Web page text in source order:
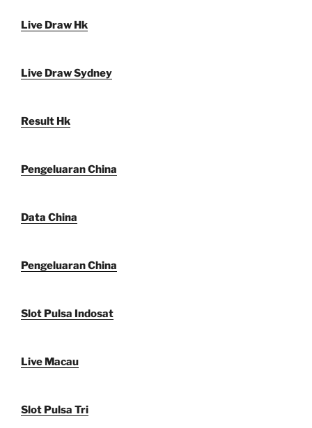
Live Draw Hk
Live Draw Sydney
Result Hk
Pengeluaran China
Data China
Pengeluaran China
Slot Pulsa Indosat
Live Macau
Slot Pulsa Tri